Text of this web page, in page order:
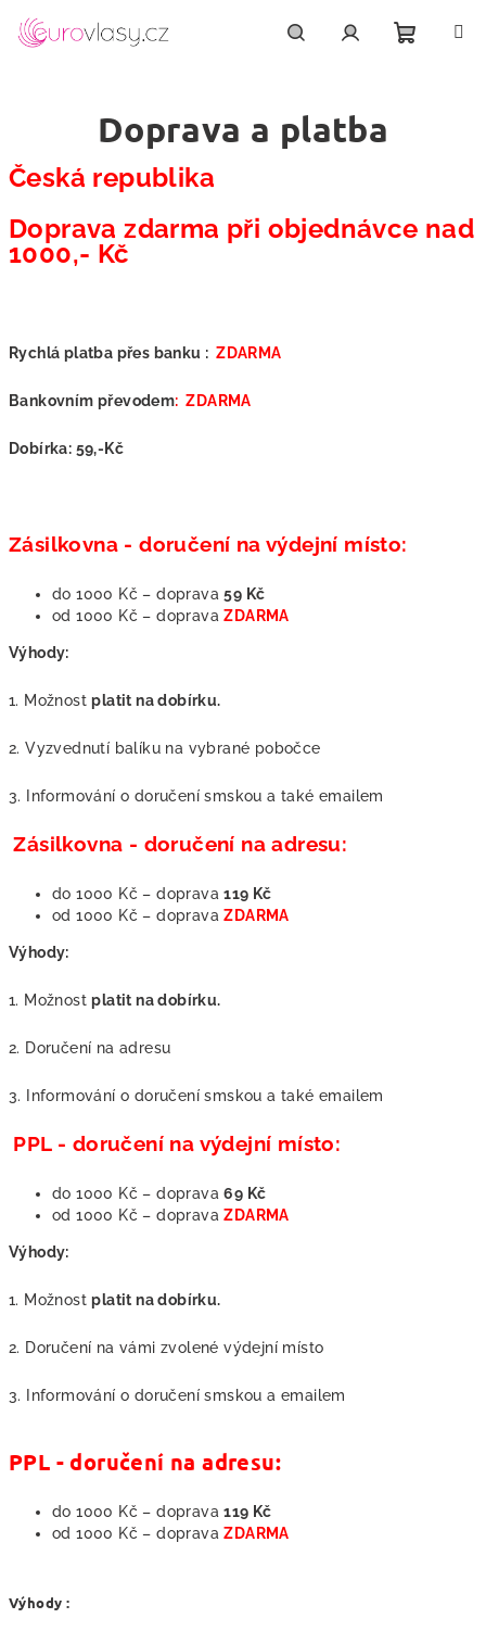
obsah
Doprava a platba
Česká republika
Doprava zdarma při objednávce nad
1000,- Kč
Rychlá platba přes banku :ZDARMA
Bankovním převodem: ZDARMA
Dobírka: 59,-Kč
Zásilkovna - doručení na výdejní místo:
do 1000 Kč – doprava59 Kč
od 1000 Kč – dopravaZDARMA
Výhody:
1. Možnostplatit na dobírku.
2. Vyzvednutí balíku na vybrané pobočce
3. Informování o doručení smskou a také emailem
Zásilkovna - doručení na adresu:
do 1000 Kč – doprava119 Kč
od 1000 Kč – dopravaZDARMA
Výhody:
1. Možnostplatit na dobírku.
2. Doručení na adresu
3. Informování o doručení smskou a také emailem
PPL - doručení na výdejní místo:
do 1000 Kč – doprava69 Kč
od 1000 Kč – dopravaZDARMA
Výhody:
1. Možnostplatit na dobírku.
2. Doručení na vámi zvolené výdejní místo
3. Informování o doručení smskou a emailem
PPL - doručení na adresu:
do 1000 Kč – doprava119 Kč
od 1000 Kč – dopravaZDARMA
Výhody :